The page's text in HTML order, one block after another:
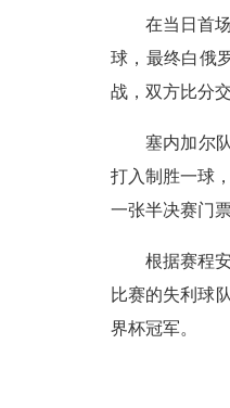
在当日首
球，最终白俄
战，双方比分
塞内加尔
打入制胜一球
一张半决赛门票
根据赛程
比赛的失利球
界杯冠军。